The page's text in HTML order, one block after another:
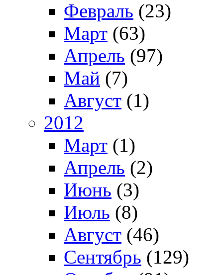
Февраль (23)
Март (63)
Апрель (97)
Май (7)
Август (1)
2012
Март (1)
Апрель (2)
Июнь (3)
Июль (8)
Август (46)
Сентябрь (129)